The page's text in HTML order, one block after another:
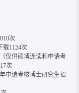
次
载1124次
仅供硕博连读和申请考
次
申请考核博士研究生招